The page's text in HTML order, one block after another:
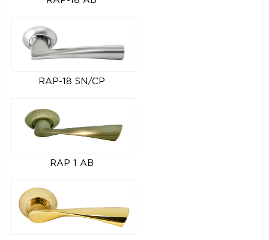
RAP-18 SN/CP
RAP 1 AB